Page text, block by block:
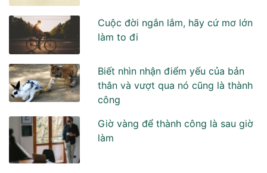
Cuộc đời ngắn lắm, hãy cứ mơ lớn
làm to đi
Biết nhìn nhận điểm yếu của bản
thân và vượt qua nó cũng là thành
công
Giờ vàng để thành công là sau giờ
làm